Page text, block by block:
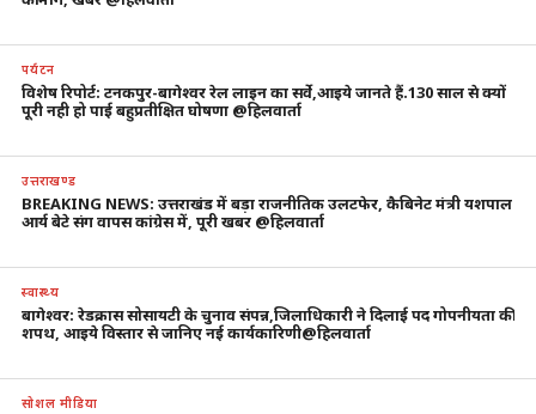
पर्यटन
विशेष रिपोर्ट: टनकपुर-बागेश्वर रेल लाइन का सर्वे,आइये जानते हैं.130 साल से क्यों
पूरी नही हो पाई बहुप्रतीक्षित घोषणा @हिलवार्ता
उत्तराखण्ड
BREAKING NEWS: उत्तराखंड में बड़ा राजनीतिक उलटफेर, कैबिनेट मंत्री यशपाल
आर्य बेटे संग वापस कांग्रेस में, पूरी खबर @हिलवार्ता
स्वास्थ्य
बागेश्वर: रेडक्रास सोसायटी के चुनाव संपन्न,जिलाधिकारी ने दिलाई पद गोपनीयता की
शपथ, आइये विस्तार से जानिए नई कार्यकारिणी@हिलवार्ता
सोशल मीडिया